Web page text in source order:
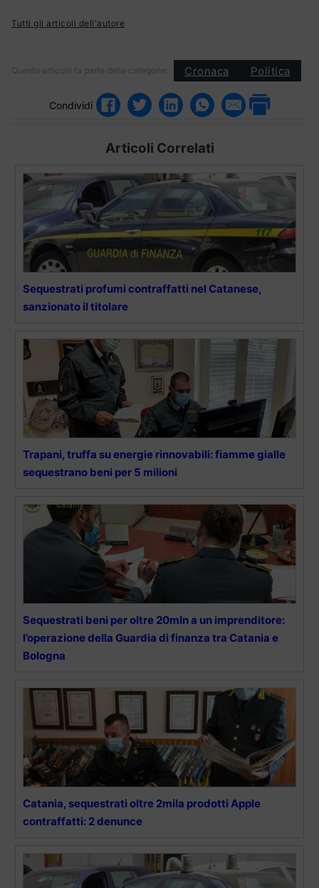
Tutti gli articoli dell'autore
Questo articolo fa parte delle categorie: Cronaca Politica
Condividi
Articoli Correlati
Sequestrati profumi contraffatti nel Catanese,
sanzionato il titolare
Trapani, truffa su energie rinnovabili: fiamme gialle
sequestrano beni per 5 milioni
Sequestrati beni per oltre 20mln a un imprenditore:
l’operazione della Guardia di finanza tra Catania e
Bologna
Catania, sequestrati oltre 2mila prodotti Apple
contraffatti: 2 denunce